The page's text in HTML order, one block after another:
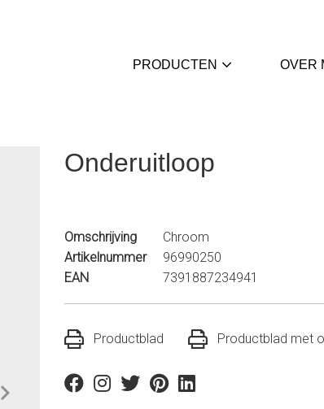
PRODUCTEN OVER
Onderuitloop
Omschrijving
Chroom
Artikelnummer
96990250
EAN
7391887234941
Productblad Productblad met
FacebookInstagram
TwitterPinterestLinkedin